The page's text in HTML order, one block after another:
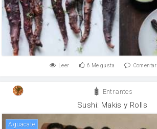
Leer 6 Me gusta Comentar
Entrantes
Sushi: Makis y Rolls
Aguacate